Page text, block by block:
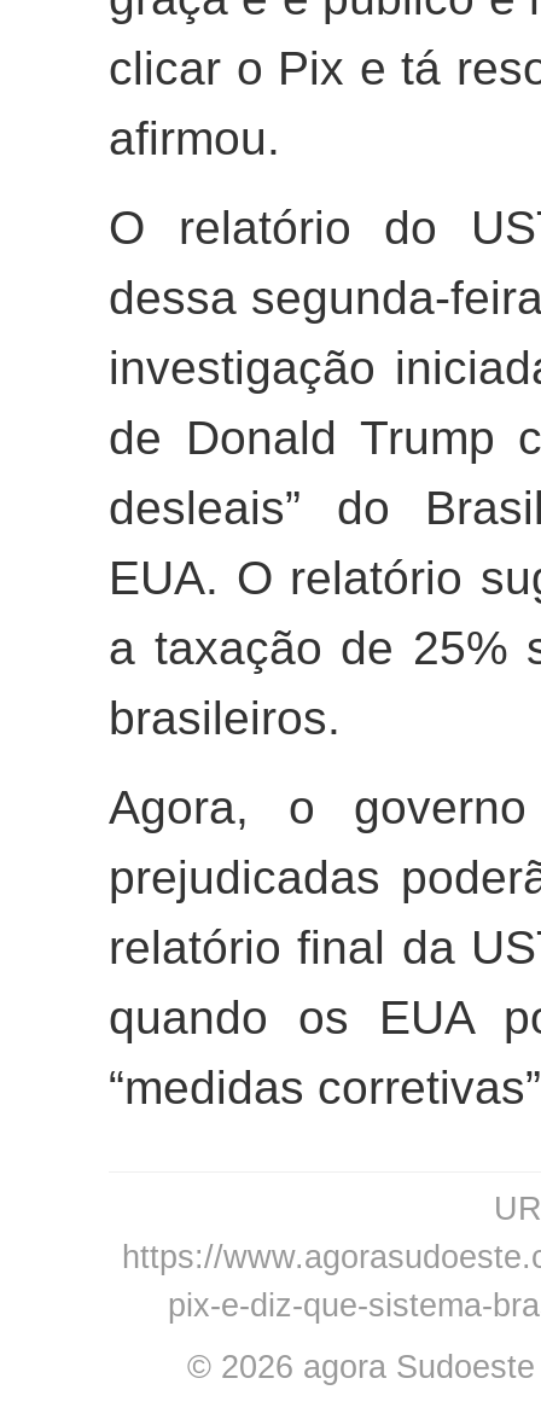
clicar o Pix e tá
afirmou.
O relatório do
dessa segunda-
investigação
de Donald Trump
desleais” do
EUA. O relatório
a taxação de 25%
brasileiros.
Agora, o
prejudicadas
relatório final da
quando os EUA
“medidas
https://
pix-e-diz-que-sistema-
© 2026 agora